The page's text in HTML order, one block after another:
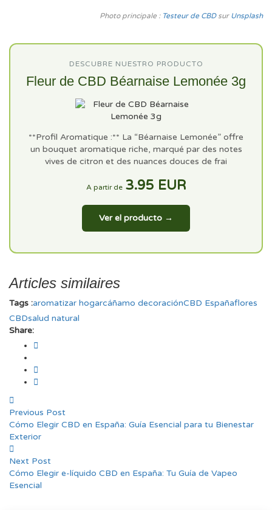
Photo principale : Testeur de CBDsur Unsplash
DESCUBRE NUESTRO PRODUCTO
Fleur de CBD Béarnaise Lemonée 3g
**Profil Aromatique :** La “Béarnaise Lemonée” offre
un bouquet aromatique riche, marqué par des notes
vives de citron et des nuances douces de frai
A partir de 3.95 EUR
Ver el producto →
Articles similaires
Tags :aromatizar hogarcáñamo decoraciónCBD Españaflores
CBDsalud natural
Share:
Previous Post
Cómo Elegir CBD en España: Guía Esencial para tu Bienestar
Exterior
Next Post
Cómo Elegir e-líquido CBD en España: Tu Guía de Vapeo
Esencial